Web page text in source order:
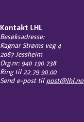
Kontakt LHL
Besøksadresse:
Ragnar Strøms veg 4
2067 Jessheim
Org.nr: 940 190 738
Ring til 22 79 90 00
Send e-post til post@lhl.no